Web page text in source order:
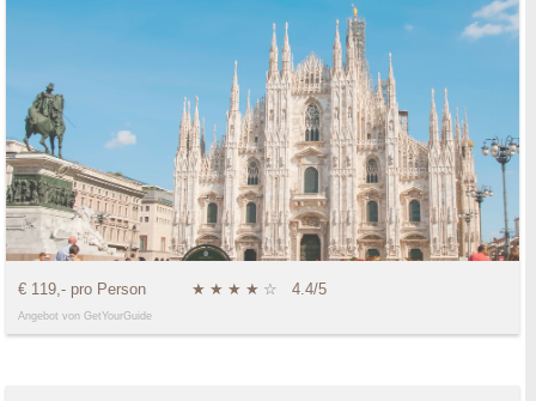
€ 119,- pro Person ★ ★ ★ ★ ☆ 4.4/5
Angebot von GetYourGuide